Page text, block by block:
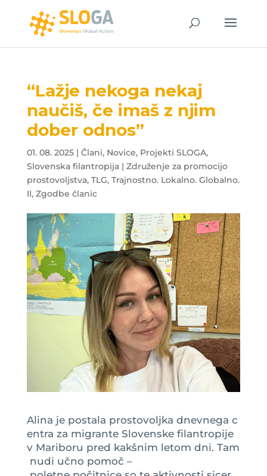
“Lažje nekoga nekaj
naučiš, če imaš z njim
dober odnos”
01. 08. 2025| Člani, Novice, Projekti SLOGA,
Slovenska filantropija | Združenje za promocijo
prostovoljstva, TLG, Trajnostno. Lokalno. Globalno.
II, Zgodbe članic
Alina je postala prostovoljka dnevnega c
entra za migrante Slovenske filantropije
v Mariboru pred kakšnim letom dni. Tam
nudi učno pomoč –